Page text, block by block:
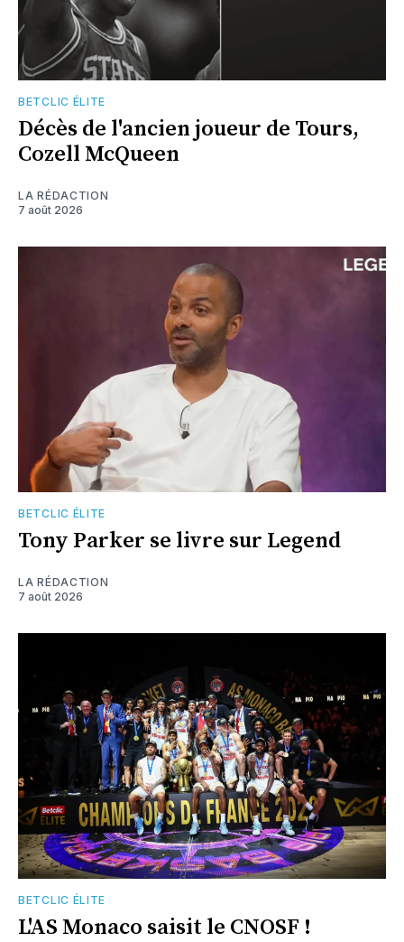
BETCLIC ÉLITE
Décès de l'ancien joueur de Tours,
Cozell McQueen
LA RÉDACTION
7 août 2026
BETCLIC ÉLITE
Tony Parker se livre sur Legend
LA RÉDACTION
7 août 2026
BETCLIC ÉLITE
L'AS Monaco saisit le CNOSF !